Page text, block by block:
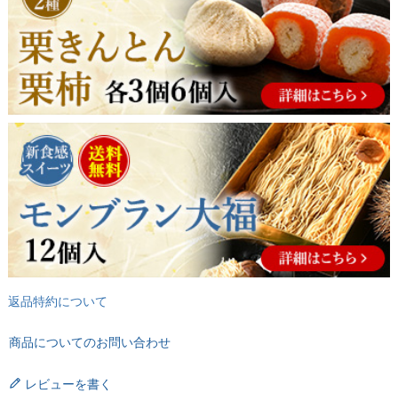
返品特約について
商品についてのお問い合わせ
レビューを書く